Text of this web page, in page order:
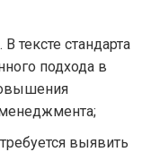
тексте стандарта
подхода в
менеджмента;
выявить